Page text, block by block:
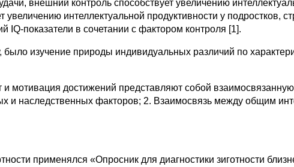
внешний контроль способствует увеличению
интеллектуальной продуктивности у подростков,
IQ-показатели в сочетании с фактором контроля [1].
изучение природы индивидуальных различий по
достижений представляют собой взаимосвязанную
и наследственных факторов; 2. Взаимосвязь между общим
применялся «Опросник для диагностики зиготности